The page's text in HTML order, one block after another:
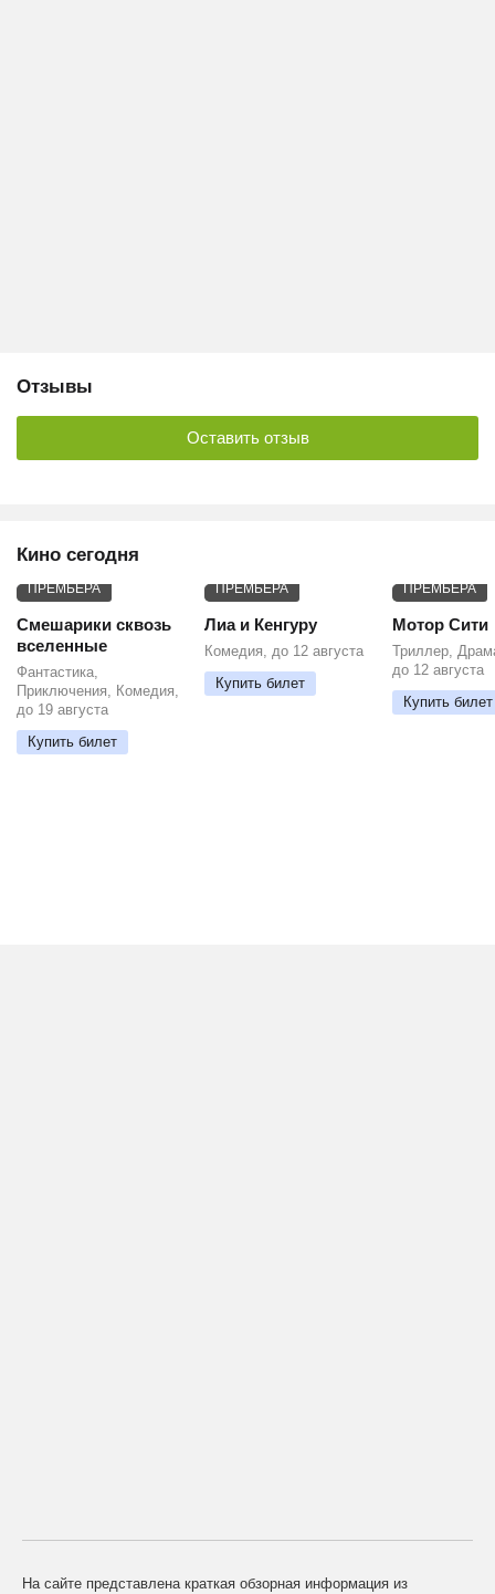
Отзывы
Оставить отзыв
Кино сегодня
ПРЕМЬЕРА
Смешарики сквозь
вселенные
Фантастика,
Приключения, Комедия,
до 19 августа
Купить билет
ПРЕМЬЕРА
Лиа и Кенгуру
Комедия, до 12 августа
Купить билет
ПРЕМЬЕРА
Мотор Сити
Триллер,
до 12 августа
Купить билет
На сайте представлена краткая обзорная информация из